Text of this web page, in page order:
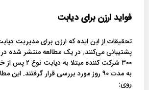
فواید ارزن برای دیابت
تحقیقات از این ایده که ارزن برای مدیریت
پشتیبانی می‌کنند. در یک مطالعه منتشر شده در
۳۰۰ شرکت کننده
به مدت ۹۰ روز مورد بررسی قرار گرفتند. این
روی: